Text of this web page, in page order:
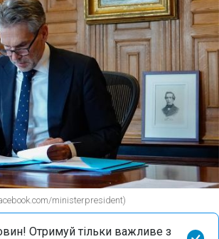
ministerpresident)
Отримуй тільки важливе з